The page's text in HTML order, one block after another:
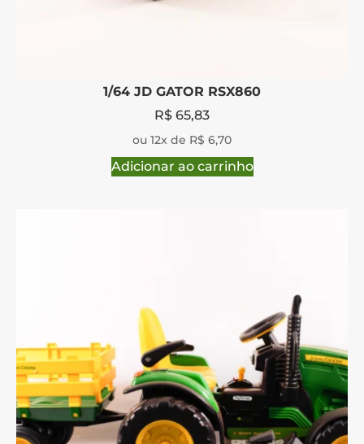
1/64 JD GATOR RSX860
R$ 65,83
ou 12x de R$ 6,70
Adicionar ao carrinho